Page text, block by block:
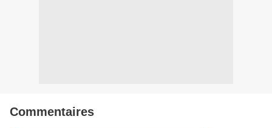
Commentaires